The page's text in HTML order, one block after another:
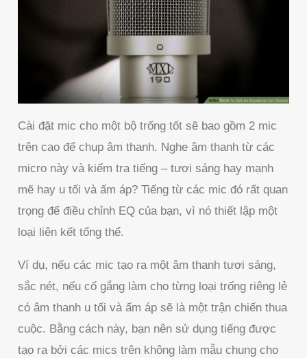
Cài đặt mic cho một bộ trống tốt sẽ bao gồm 2 mic
trên cao để chụp âm thanh. Nghe âm thanh từ các
micro này và kiểm tra tiếng – tươi sáng hay mạnh
mẽ hay u tối và ấm áp? Tiếng từ các mic đó rất quan
trọng để điều chỉnh EQ của bạn, vì nó thiết lập một
loại liên kết tổng thể.
Ví dụ, nếu các mic tạo ra một âm thanh tươi sáng,
sắc nét, nếu cố gắng làm cho từng loại trống riêng lẻ
có âm thanh u tối và ấm áp sẽ là một trận chiến thua
cuộc. Bằng cách này, bạn nên sử dụng tiếng được
tạo ra bởi các mics trên không làm mẫu chung cho